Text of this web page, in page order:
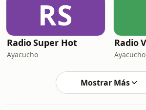
RS
Radio Super Hot
Ayacucho Ayacucho
Mostrar Más